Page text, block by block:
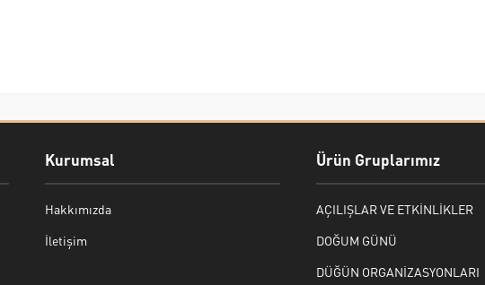
Kurumsal
Hakkımızda
İletişim
Ürün Gruplarımız
AÇILIŞLAR VE ETKİNLİKLER
DOĞUM GÜNÜ
DÜĞÜN ORGANİZASYONLARI